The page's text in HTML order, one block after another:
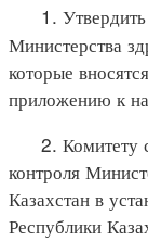
1. Утвердить
Министерства
которые
приложению к
2. Комитету
контроля
Казахстан в
Республики